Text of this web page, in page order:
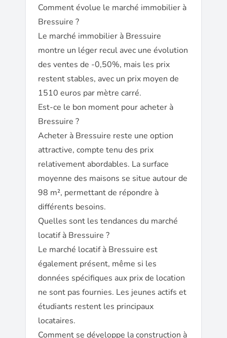
Comment évolue le marché immobilier à
Bressuire ?
Le marché immobilier à Bressuire
montre un léger recul avec une évolution
des ventes de -0,50%, mais les prix
restent stables, avec un prix moyen de
1510 euros par mètre carré.
Est-ce le bon moment pour acheter à
Bressuire ?
Acheter à Bressuire reste une option
attractive, compte tenu des prix
relativement abordables. La surface
moyenne des maisons se situe autour de
98 m², permettant de répondre à
différents besoins.
Quelles sont les tendances du marché
locatif à Bressuire ?
Le marché locatif à Bressuire est
également présent, même si les
données spécifiques aux prix de location
ne sont pas fournies. Les jeunes actifs et
étudiants restent les principaux
locataires.
Comment se développe la construction à